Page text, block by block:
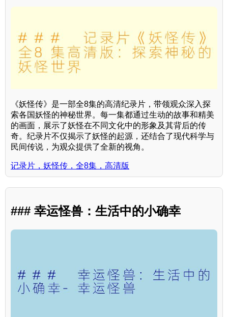
《妖怪传》是一部全8集的高清纪录片，带领观众深入探
索各国妖怪的神秘世界。每一集都通过生动的故事和精美
的画面，展示了妖怪在不同文化中的形象及其背后的传
奇。纪录片不仅揭示了妖怪的起源，还结合了现代科学与
民间传说，为观众提供了全新的视角。
记录片，妖怪传，全8集，高清版
### 幸运怪兽：生活中的小确幸